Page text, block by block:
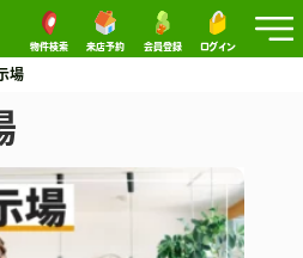
物件検索 来店予約 会員登録 ログイン
場